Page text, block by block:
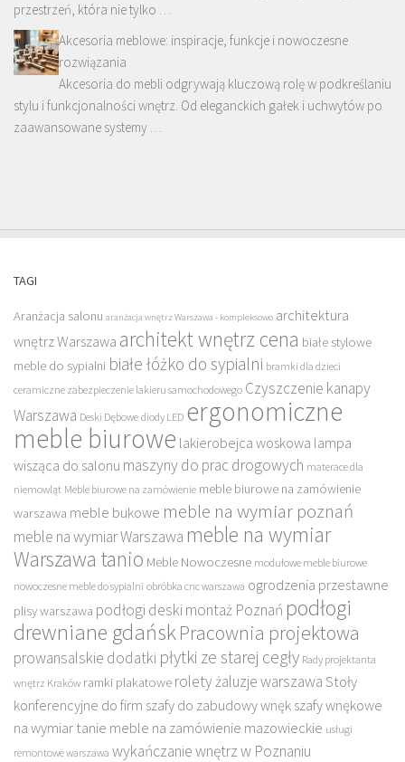
przestrzeń, która nie tylko …
Akcesoria meblowe: inspiracje, funkcje i nowoczesne
rozwiązania
Akcesoria do mebli odgrywają kluczową rolę w podkreślaniu
stylu i funkcjonalności wnętrz. Od eleganckich gałek i uchwytów po
zaawansowane systemy …
TAGI
Aranżacja salonu aranżacja wnętrz Warszawa - kompleksowo architektura
wnętrz Warszawa architekt wnętrz cena białe stylowe
meble do sypialni białe łóżko do sypialni bramki dla dzieci
ceramiczne zabezpieczenie lakieru samochodowego Czyszczenie kanapy
Warszawa Deski Dębowe diody LED ergonomiczne
meble biurowe lakierobejca woskowa lampa
wisząca do salonu maszyny do prac drogowych materace dla
niemowląt Meble biurowe na zamówienie meble biurowe na zamówienie
warszawa meble bukowe meble na wymiar poznań
meble na wymiar Warszawa meble na wymiar
Warszawa tanio Meble Nowoczesne modułowe meble biurowe
nowoczesne meble do sypialni obróbka cnc warszawa ogrodzenia przestawne
plisy warszawa podłogi deski montaż Poznań podłogi
drewniane gdańskPracownia projektowa
prowansalskie dodatki płytki ze starej cegły Rady projektanta
wnętrz Kraków ramki plakatowe rolety żaluzje warszawa Stoły
konferencyjne do firm szafy do zabudowy wnęk szafy wnękowe
na wymiar tanie meble na zamówienie mazowieckie usługi
remontowe warszawa wykańczanie wnętrz w Poznaniu